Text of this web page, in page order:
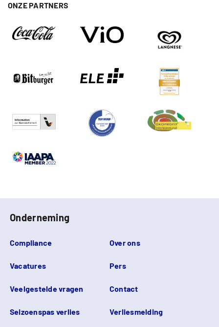
ONZE PARTNERS
Onderneming
Compliance Over ons
Vacatures Pers
Veelgestelde vragen Contact
Seizoenspas verlies Verliesmelding